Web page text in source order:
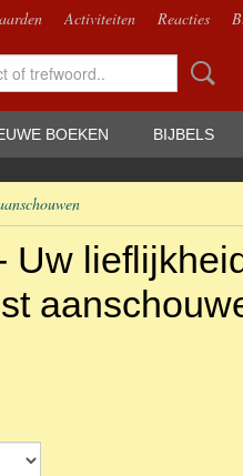
Activiteiten Reacties
BOEKEN BIJBELS
Uw